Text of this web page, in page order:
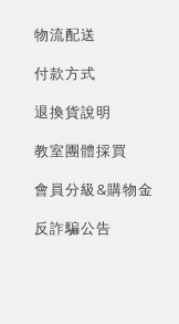
物流配送
付款方式
退換貨說明
教室團體採買
會員分級&購物金
反詐騙公告